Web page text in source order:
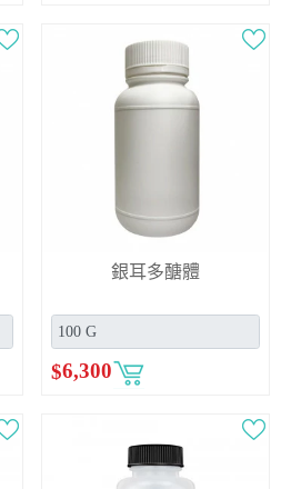
銀耳多醣體
$6,300